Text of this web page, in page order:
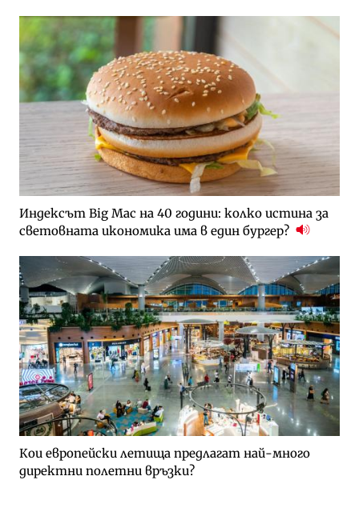
Индексът Big Mac на 40 години: колко истина за
световната икономика има в един бургер?
Кои европейски летища предлагат най-много
директни полетни връзки?